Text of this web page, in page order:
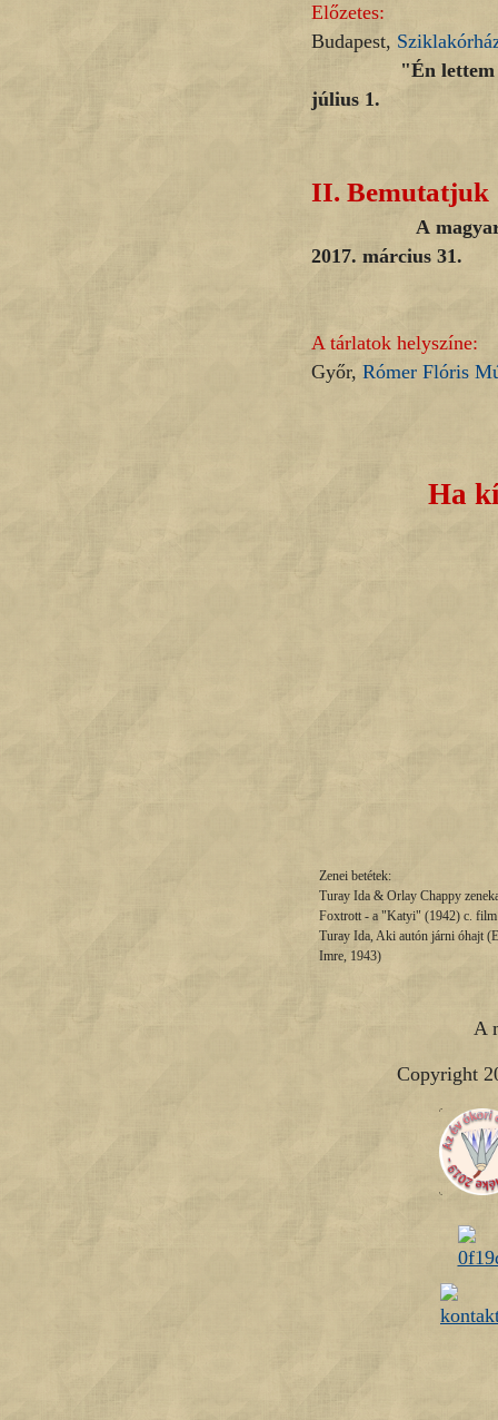
Előzetes:
Budapest,
"Én lettem a
július 1.
II. Bemutatjuk
A magyar
2017. március 31.
A tárlatok helyszíne:
Győr, Rómer Flóris
Ha
Zenei betétek:
Turay Ida & Orlay Chappy
Foxtrott - a "Katyi" (1942) c. film
Turay Ida, Aki autón járni óhajt
Imre, 1943)
A
Copyright